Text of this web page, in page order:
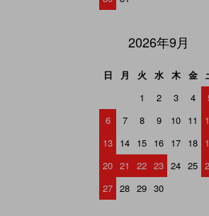
2026年9月
日 月 火 水 木 金
1
2 3 4
6
7 8 9 10 11
13 14 15 16 17 18
20 21 22 23 24 25
27 28 29 30